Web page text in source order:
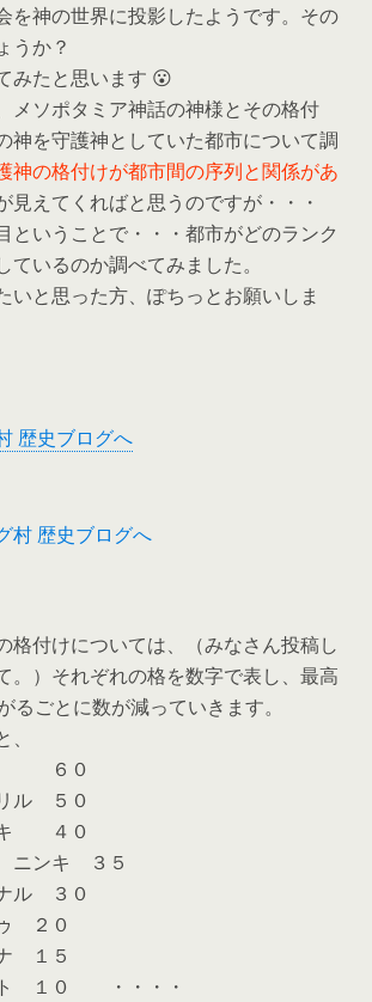
を神の世界に投影したようです。その
うか？
みたと思います 😮
メソポタミア神話の神様とその格付
神を守護神としていた都市について調
神の格付けが都市間の序列と関係があ
見えてくればと思うのですが・・・
ということで・・・都市がどのランク
ているのか調べてみました。
いと思った方、ぽちっとお願いしま
格付けについては、（みなさん投稿し
。）それぞれの格を数字で表し、最高
るごとに数が減っていきます。
６０
ル ５０
４０
ニンキ ３５
ル ３０
２０
１５
１０ ・・・・